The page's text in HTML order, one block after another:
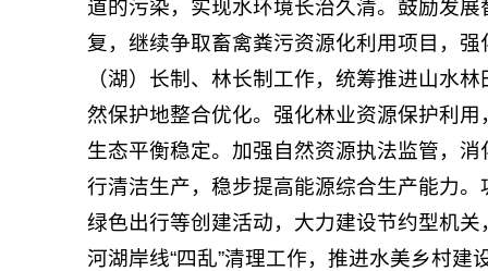
道的污染，实现水环境长治久清。鼓励发
复，继续争取畜禽粪污资源化利用项目，
（湖）长制、林长制工作，统筹推进山水
然保护地整合优化。强化林业资源保护利
生态平衡稳定。加强自然资源执法监管，
行清洁生产，稳步提高能源综合生产能力
绿色出行等创建活动，大力建设节约型机
河湖岸线“四乱”清理工作，推进水美乡村